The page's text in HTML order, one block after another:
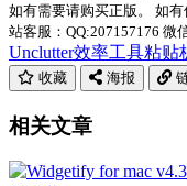
如有需要请购买正版。 如
站客服：QQ:207157176 微
Unclutter效率工具粘贴
收藏 海报
相关文章